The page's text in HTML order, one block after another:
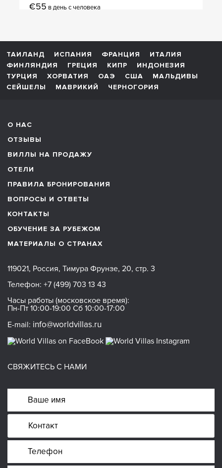
€55 в день с человека
ТАИЛАНД ИСПАНИЯ ФРАНЦИЯ
ИТАЛИЯ
ФИНЛЯНДИЯ
ГРЕЦИЯ КИПР
ИНДОНЕЗИЯ
ТУРЦИЯ
ХОРВАТИЯ ОАЭ США
МАЛЬДИВЫ
СЕЙШЕЛЫ
МАВРИКИЙ ЧЕРНОГОРИЯ
О НАС
ОТЗЫВЫ
ВИЛЛЫ НА ПРОДАЖУ
ОТЕЛИ
ПРАВИЛА БРОНИРОВАНИЯ
ВОПРОСЫ И ОТВЕТЫ
КОНТАКТЫ
ОБУЧЕНИЕ ЗА РУБЕЖОМ
МАТЕРИАЛЫ О СТРАНАХ
119021, Россия, Тимура Фрунзе, 20, стр. 3
Телефон: +7 (499) 703 13 43
Часы работы (московское время):
Пн-Пт 10:00-19:00 Сб 10:00-17:00
E-mail: info@worldvillas.ru
СВЯЖИТЕСЬ С НАМИ